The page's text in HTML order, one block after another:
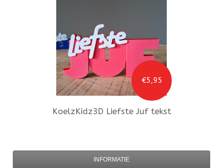
€5,95
KoelzKidz3D Liefste Juf tekst
INFORMATIE